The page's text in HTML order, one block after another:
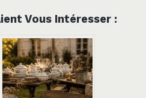
Vous Intéresser :